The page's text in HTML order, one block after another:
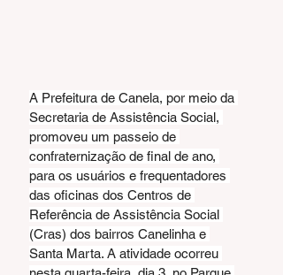
A Prefeitura de Canela, por meio da
Secretaria de Assistência Social,
promoveu um passeio de
confraternização de final de ano,
para os usuários e frequentadores
das oficinas dos Centros de
Referência de Assistência Social
(Cras) dos bairros Canelinha e
Santa Marta. A atividade ocorreu